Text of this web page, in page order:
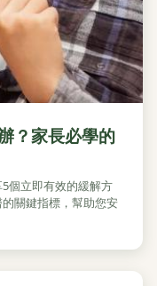
？家長必學的
個立即有效的緩解方
關鍵指標，幫助您安